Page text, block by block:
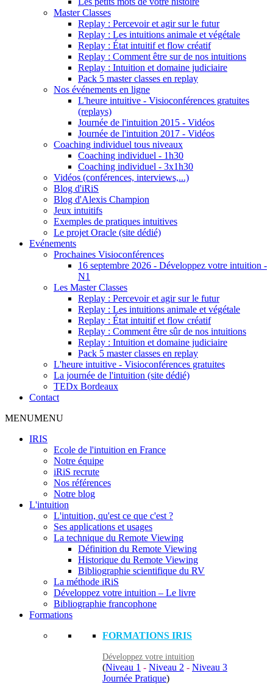
Master Classes
Replay : Percevoir et agir sur le futur
Replay : Les intuitions animale et végétale
Replay : État intuitif et flow créatif
Replay : Comment être sur de nos intuitions
Replay : Intuition et domaine judiciaire
Pack 5 master classes en replay
Nos événements en ligne
L'heure intuitive - Visioconférences gratuites
(replays)
Journée de l'intuition 2015 - Vidéos
Journée de l'intuition 2017 - Vidéos
Coaching individuel tous niveaux
Coaching individuel - 1h30
Coaching individuel - 3x1h30
Vidéos (conférences, interviews,...)
Blog d'iRiS
Blog d'Alexis Champion
Jeux intuitifs
Exemples de pratiques intuitives
Le projet Oracle (site dédié)
Evénements
Prochaines Visioconférences
16 septembre 2026 - Développez votre intuition -
N1
Les Master Classes
Replay : Percevoir et agir sur le futur
Replay : Les intuitions animale et végétale
Replay : État intuitif et flow créatif
Replay : Comment être sûr de nos intuitions
Replay : Intuition et domaine judiciaire
Pack 5 master classes en replay
L'heure intuitive - Visioconférences gratuites
La journée de l'intuition (site dédié)
TEDx Bordeaux
Contact
MENUMENU
IRIS
Ecole de l'intuition en France
Notre équipe
iRiS recrute
Nos références
Notre blog
L'intuition
L'intuition, qu'est ce que c'est ?
Ses applications et usages
La technique du Remote Viewing
Définition du Remote Viewing
Historique du Remote Viewing
Bibliographie scientifique du RV
La méthode iRiS
Développez votre intuition – Le livre
Bibliographie francophone
Formations
FORMATIONS IRIS
Développez votre intuition
(Niveau 1 - Niveau 2 - Niveau 3
Journée Pratique)